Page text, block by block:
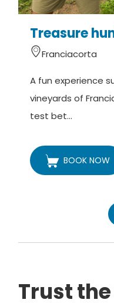
Treasure
Franciacorta
A fun experience
vineyards of
test bet...
BOOK NOW
Trust